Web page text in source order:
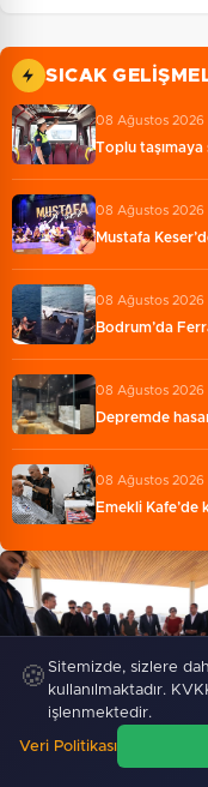
SICAK
08 Ağustos 2026
Toplu taşımaya
08 Ağustos 2026
Mustafa
08 Ağustos 2026
Bodrum’da
08 Ağustos 2026
Depremde
08 Ağustos 2026
Emekli
Arslantepe’de 5 bin 400
sarayın taht odası…
🍪 Sitemizde, sizlere
kullanılmaktadır.
işlenmektedir.
Veri Politikası